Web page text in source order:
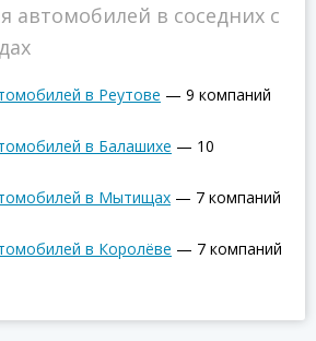
автомобилей в соседних с
в Реутове — 9 компаний
в Балашихе — 10
в Мытищах — 7 компаний
в Королёве — 7 компаний